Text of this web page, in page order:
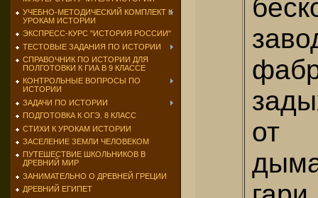
УЧЕБНО-МЕТОДИЧЕСКИЙ КОМПЛЕКТ К
УРОКАМ ИСТОРИИ
ЭКСПРЕСС-КУРС "ИСТОРИЯ РОССИИ"
ТЕСТОВЫЕ ЗАДАНИЯ ПО ИСТОРИИ
СПРАВОЧНИК ПО ИСТОРИИ ДЛЯ
ПОЛГОТОВКИ К ГИА В 9 КЛАССЕ
КОНТРОЛЬНЫЕ ВОПРОСЫ ПО
ИСТОРИИ
ЗАДАЧИ ПО ИСТОРИИ
ПОДГОТОВКА К ОГЭ. 8 КЛАСС
СТИХИ К УРОКАМ ИСТОРИИ
ЗАСЕЛЕНИЕ ЗЕМЛИ ЧЕЛОВЕКОМ
ПУТЕШЕСТВИЕ ШКОЛЬНИКОВ В
ДРЕВНИЙ МИР
ЗАНИМАТЕЛЬНО О ДРЕВНЕЙ ГРЕЦИИ
ДРЕВНИЙ ЕГИПЕТ
от